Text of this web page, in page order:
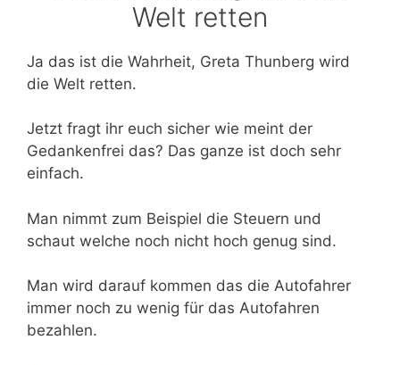
Welt retten
Ja das ist die Wahrheit, Greta Thunberg wird
die Welt retten.
Jetzt fragt ihr euch sicher wie meint der
Gedankenfrei das? Das ganze ist doch sehr
einfach.
Man nimmt zum Beispiel die Steuern und
schaut welche noch nicht hoch genug sind.
Man wird darauf kommen das die Autofahrer
immer noch zu wenig für das Autofahren
bezahlen.